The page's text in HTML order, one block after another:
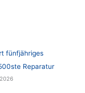
fünfjähriges
Reparatur